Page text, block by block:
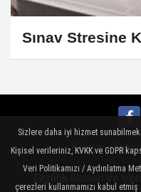
Sınav Stresine
Künye
Sizlere daha iyi hizmet
Kişisel verileriniz, KVKK ve GDPR
Veri Politikamızı / Aydınlatma
çerezleri kullanmamızı kabul etmiş